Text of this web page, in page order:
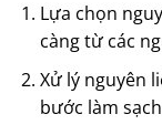
Lựa chọn
càng từ các
Xử lý nguyên
bước làm